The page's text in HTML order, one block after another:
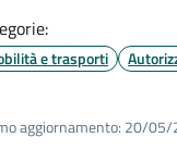
e trasporti
aggiornamento: 20/05/